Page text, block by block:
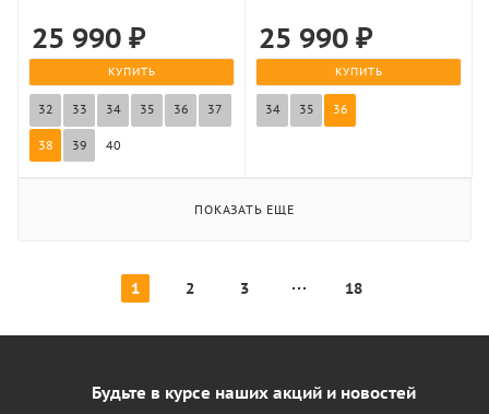
25 990 ₽
КУПИТЬ
32 33 34 35 36 37
38 39 40
25 990 ₽
КУПИТЬ
34 35 36
ПОКАЗАТЬ ЕЩЕ
1 2 3 18
Будьте в курсе наших акций и новостей